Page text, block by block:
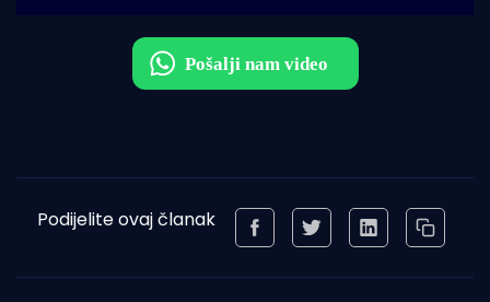
Podijelite ovaj članak